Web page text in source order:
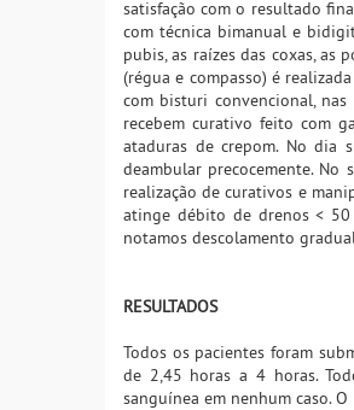
satisfação com o resultado
com técnica bimanual e
pubis, as raízes das coxas, as
(régua e compasso) é
com bisturi convencional,
recebem curativo feito com
ataduras de crepom. No dia
deambular precocemente.
realização de curativos e
atinge débito de drenos < 50
notamos descolamento
RESULTADOS
Todos os pacientes foram
de 2,45 horas a 4 horas.
sanguínea em nenhum caso.